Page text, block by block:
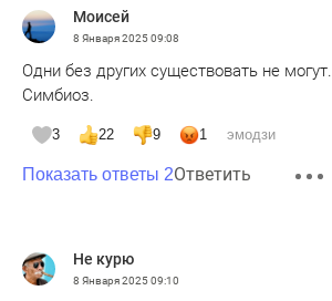
Моисей
8 Января 202509:08
Одни без других существовать не могут.
Симбиоз.
3 22 9 1 эмодзи
Показать ответы 2Ответить
Не курю
8 Января 202509:10